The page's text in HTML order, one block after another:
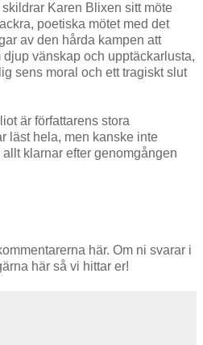
skildrar Karen Blixen sitt möte
poetiska mötet med det
av den hårda kampen att
vänskap och upptäckarlusta,
sens moral och ett tragiskt slut
är författarens stora
läst hela, men kanske inte
klarnar efter genomgången
här. Om ni svarar i
här så vi hittar er!